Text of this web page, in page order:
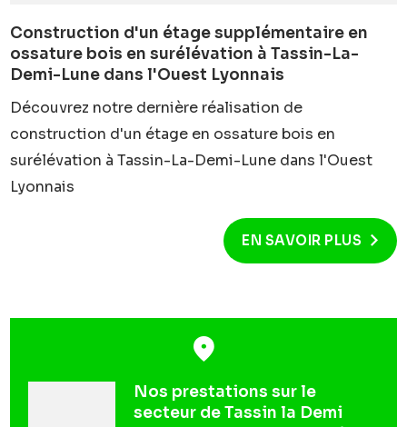
Construction d'un étage supplémentaire en
ossature bois en surélévation à Tassin-La-
Demi-Lune dans l'Ouest Lyonnais
Découvrez notre dernière réalisation de
construction d'un étage en ossature bois en
surélévation à Tassin-La-Demi-Lune dans l'Ouest
Lyonnais
EN SAVOIR PLUS
Nos prestations sur le
secteur de Tassin la Demi